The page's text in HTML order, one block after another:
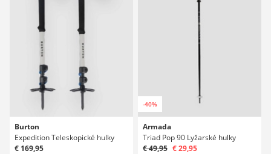
Burton
Expedition Teleskopické hulky
€ 169,95
-40%
Armada
Triad Pop 90 Lyžarské hulky
€ 49,95 € 29,95